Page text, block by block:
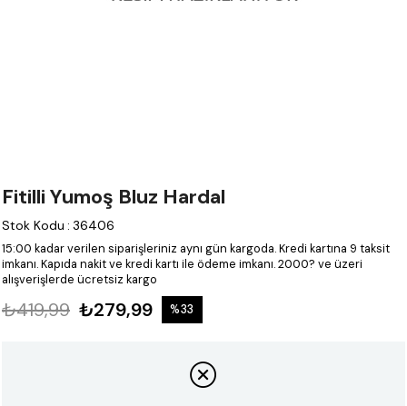
Fitilli Yumoş Bluz Hardal
Stok Kodu : 36406
15:00 kadar verilen siparişleriniz aynı gün kargoda.Kredi kartına 9 taksit
imkanı.Kapıda nakit ve kredi kartı ile ödeme imkanı.2000? ve üzeri
alışverişlerde ücretsiz kargo
₺419,99 ₺279,99 %33